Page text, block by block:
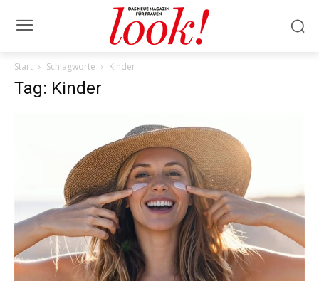
Start Schlagworte Kinder
Tag: Kinder